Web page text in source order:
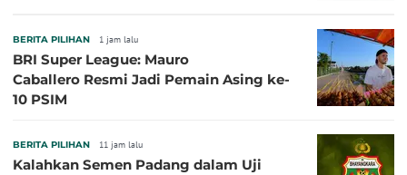
BERITA PILIHAN 1 jam lalu
BRI Super League: Mauro
Caballero Resmi Jadi Pemain Asing ke-
10 PSIM
BERITA PILIHAN 11 jam lalu
Kalahkan Semen Padang dalam Uji